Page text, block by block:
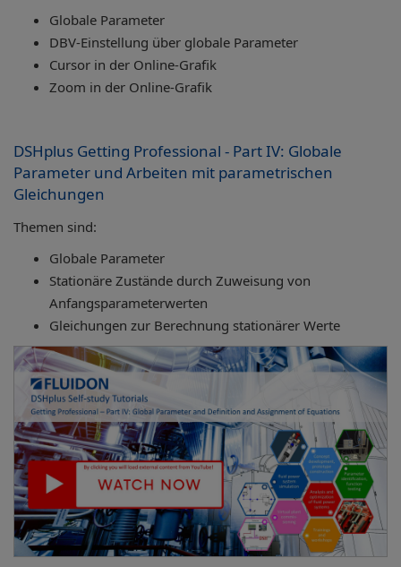
Globale Parameter
DBV-Einstellung über globale Parameter
Cursor in der Online-Grafik
Zoom in der Online-Grafik
DSHplus Getting Professional - Part IV: Globale
Parameter und Arbeiten mit parametrischen
Gleichungen
Themen sind:
Globale Parameter
Stationäre Zustände durch Zuweisung von
Anfangsparameterwerten
Gleichungen zur Berechnung stationärer Werte